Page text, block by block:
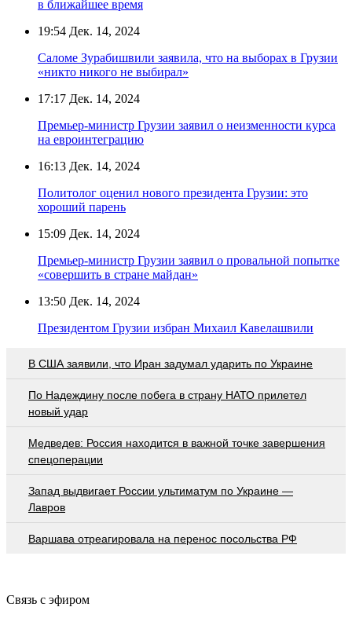
в ближайшее время
19:54 Дек. 14, 2024
Саломе Зурабишвили заявила, что на выборах в Грузии
«никто никого не выбирал»
17:17 Дек. 14, 2024
Премьер-министр Грузии заявил о неизменности курса
на евроинтеграцию
16:13 Дек. 14, 2024
Политолог оценил нового президента Грузии: это
хороший парень
15:09 Дек. 14, 2024
Премьер-министр Грузии заявил о провальной попытке
«совершить в стране майдан»
13:50 Дек. 14, 2024
Президентом Грузии избран Михаил Кавелашвили
В США заявили, что Иран задумал ударить по Украине
По Надеждину после побега в страну НАТО прилетел
новый удар
Медведев: Россия находится в важной точке завершения
спецоперации
Запад выдвигает России ультиматум по Украине —
Лавров
Варшава отреагировала на перенос посольства РФ
Связь с эфиром